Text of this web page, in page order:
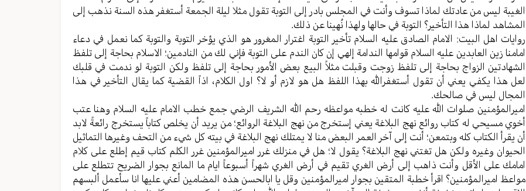
الغیبة لیس من عادتك لماذا تسوف وأنت في المجلس بادر إلی التوبة تقول مثلا لیلة الجمعة أستغفر هذه السنة نذهب إلی
المشاهد لماذا هذا التأخیر؟ التوبة في حالها ولهذا نُهینا عن ذلك.
روایات اهل البیت: الامام الصادق علیه السلام تأخیر التوبة اغترار المغرور هو الذي یؤخر التوبة والتوبة كما نعمل في دعاء
امامنا زین العابدین علیه السلام قوامها الندامة إلهي إن كان الندم علی التوبة فإني لك من النادمین؛ الاسلام بحاجة إلی تلفظ
الشهادتین الزواج بحاجة إلی تلفظ زوجت وقبلت مثلاً البیع بعض الأمور بحاجة إلی تلفظ ولكن التوبة لو ندمت في قلبك
لعل هذا یكفي يعني أن تقول أستغفرالله بهذا اللفظ هل هو لازم أو لا؟ اول الكلام، اذاً القضیة كما یقال التأخیر في هذا
المجال لیس في صالحك.
امیرالمؤمنین صلوات الله علیه كانت له خطبه مواعظه رحم الله الشریف الرضي جمع خطب الامام علیه السلام وهنا عتب
أخوي مسیحي له كتاب روائع نهج البلاغة يعني إستخرج من نهج البلاغة الروائع؛ من یرید أن یخلص كتاباً یستخرج رائعةً لابد
أن یقرأ الكتاب كله وبتمعن؛ أنت إلی آخر العمر البعض منا لا یمتلك نهج البلاغة في بیته كل شيء من التحف وغیرها التماثیل
الحیوان وغیره ولكن هل تغتني نهج البلاغة؟ یقول لا؛ هل في منزلك غرر امیرالمؤمنین غرر الكلم كتاب قیم إطلع علی كلام
امامك علی الأقل وأنت ذاهب إلی أرض الغري تقیم في أرض الغري شهراً أسبوعاً ایام ما المانع بجوار الضریح تتطلع علی
مواعظ امیرالمؤمنین؟ اقرأ خطبة المتقین بجوار امیرالمؤمنین وقل یا ابالحسن هذه المضامین أعني علیها انا سأعمل ألبسهم